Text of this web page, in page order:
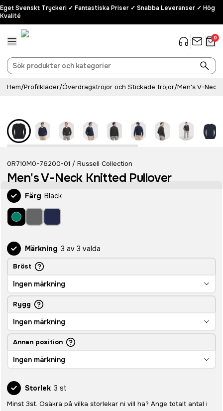
Eget Svenskt Tryckeri ✓ Fantastiska Priser ✓ Snabba Leveranser ✓ Hög
Kvalité
0
Hem/Profilkläder/Överdragströjor och Stickade tröjor/Men's V-Neck
0R710M0-76200-01 / Russell Collection
Men's V-Neck Knitted Pullover
Färg Black
Märkning 3 av 3 valda
Bröst
Ingen märkning
Rygg
Ingen märkning
Annan position
Ingen märkning
Storlek 3 st
Minst 3st. Osäkra på vilka storlekar ni vill ha? Ange totalt antal i